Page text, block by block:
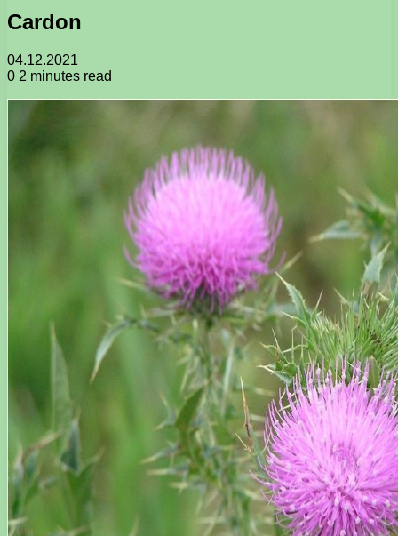
Cardon
04.12.2021
0 2 minutes read